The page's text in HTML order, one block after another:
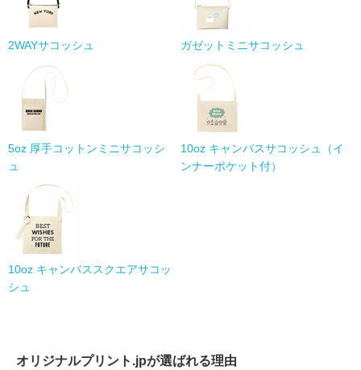
2WAYサコッシュ ガゼットミニサコッシュ
5oz 厚手コットンミニサコッシ
ュ
10oz キャンバスサコッシュ（イ
ンナーポケット付）
10oz キャンバススクエアサコッ
シュ
オリジナルプリント.jpが選ばれる理由